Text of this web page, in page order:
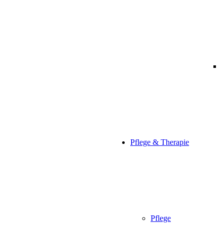
Pflege & Therapie
Pflege